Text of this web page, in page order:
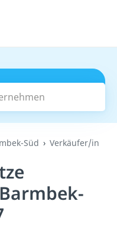
Suchen
Süd Verkäufer/in